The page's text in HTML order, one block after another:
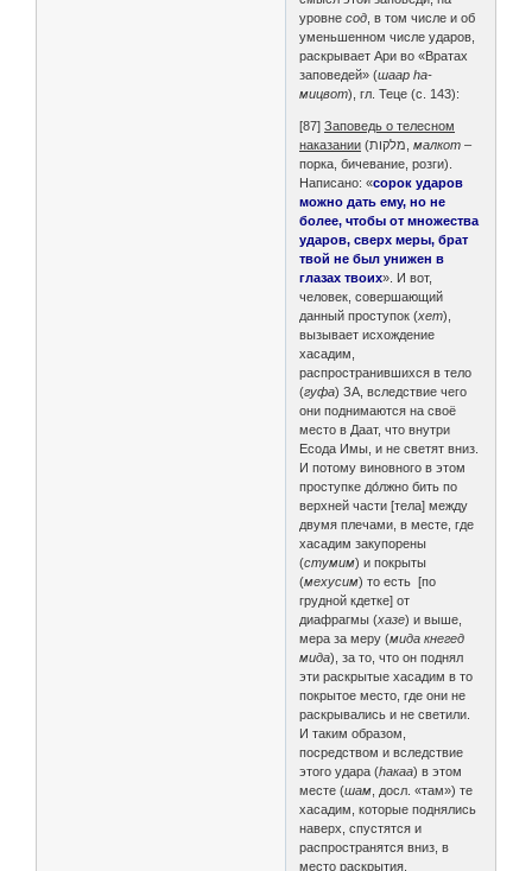
уровнесод , в том числе и об
уменьшенном числе ударов,
раскрывает Ари во «Вратах
заповедей» (шаар hа-
мицвот), гл. Теце (с. 143):
[87]Заповедь о телесном
наказании
(מלקות,малкот–
порка, бичевание, розги).
Написано: «сорок ударов
можно дать ему, но не
более, чтобы от множества
ударов, сверх меры, брат
твой не был унижен в
глазах твоих». И вот,
человек, совершающий
данный проступок (хет),
вызывает исхождение
хасадим,
распространившихся в тело
(гуфа) ЗА, вследствие чего
они поднимаются на своё
место в Даат, что внутри
Есода Имы, и не светят вниз.
И потому виновного в этом
проступке до́лжно бить по
верхней части [тела] между
двумя плечами, в месте, где
хасадим закупорены
(стумим) и покрыты
(мехусим) то есть [по
грудной кдетке] от
диафрагмы (хазе) и выше,
мера за меру (мида кнегед
мида), за то, что он поднял
эти раскрытые хасадим в то
покрытое место, где они не
раскрывались и не светили.
И таким образом,
посредством и вследствие
этого удара (hакаа) в этом
месте (шам , досл. «там») те
хасадим, которые поднялись
наверх, спустятся и
распространятся вниз, в
место раскрытия.